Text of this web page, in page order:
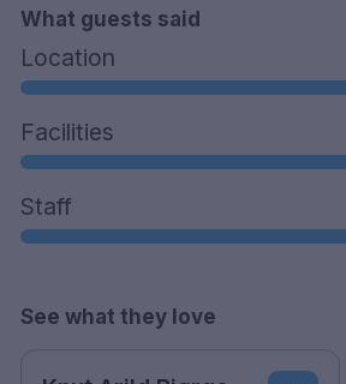
What guests said
Location
Facilities
Staff
See what they love